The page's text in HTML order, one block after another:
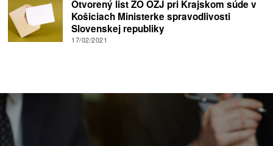
Otvorený list ZO OZJ pri Krajskom súde v
Košiciach Ministerke spravodlivosti
Slovenskej republiky
17/02/2021